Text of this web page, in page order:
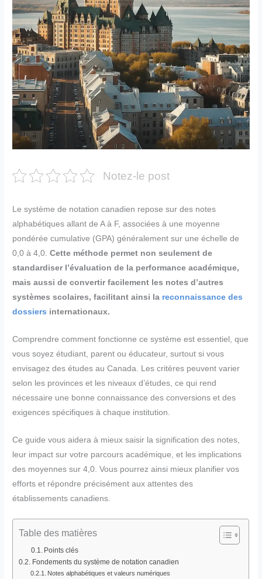
Notez-le post
Le système de notation canadien repose sur des notes
alphabétiques allant de A à F, associées à une moyenne
pondérée cumulative (GPA) généralement sur une échelle de
0,0 à 4,0.Cette méthode permet non seulement de
standardiser l’évaluation de la performance académique,
mais aussi de convertir facilement les notes d’autres
systèmes scolaires, facilitant ainsi la reconnaissance des
dossiers internationaux.
Comprendre comment fonctionne ce système est essentiel, que
vous soyez étudiant, parent ou éducateur, surtout si vous
envisagez des études au Canada. Les critères peuvent varier
selon les provinces et les niveaux d’études, ce qui rend
nécessaire une bonne connaissance des conversions et des
exigences spécifiques à chaque institution.
Ce guide vous aidera à mieux saisir la signification des notes,
leur impact sur votre parcours académique, et les implications
des moyennes sur 4,0. Vous pourrez ainsi mieux planifier vos
efforts et répondre précisément aux attentes des
établissements canadiens.
Table des matières
Points clés
Fondements du système de notation canadien
Notes alphabétiques et valeurs numériques